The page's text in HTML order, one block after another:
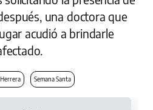
una doctora que
acudió a brindarle
Semana Santa